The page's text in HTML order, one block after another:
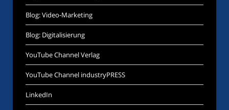
Blog: Video-Marketing
Blog: Digitalisierung
YouTube Channel Verlag
YouTube Channel industryPRESS
LinkedIn